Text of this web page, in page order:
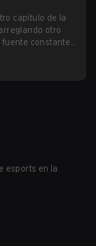
capítulo de la
otro
fuente constante
esports en la